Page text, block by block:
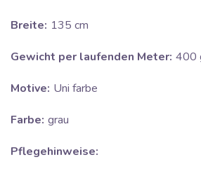
Breite: 135 cm
Gewicht per laufenden Meter: 400
Motive: Uni farbe
Farbe: grau
Pflegehinweise: